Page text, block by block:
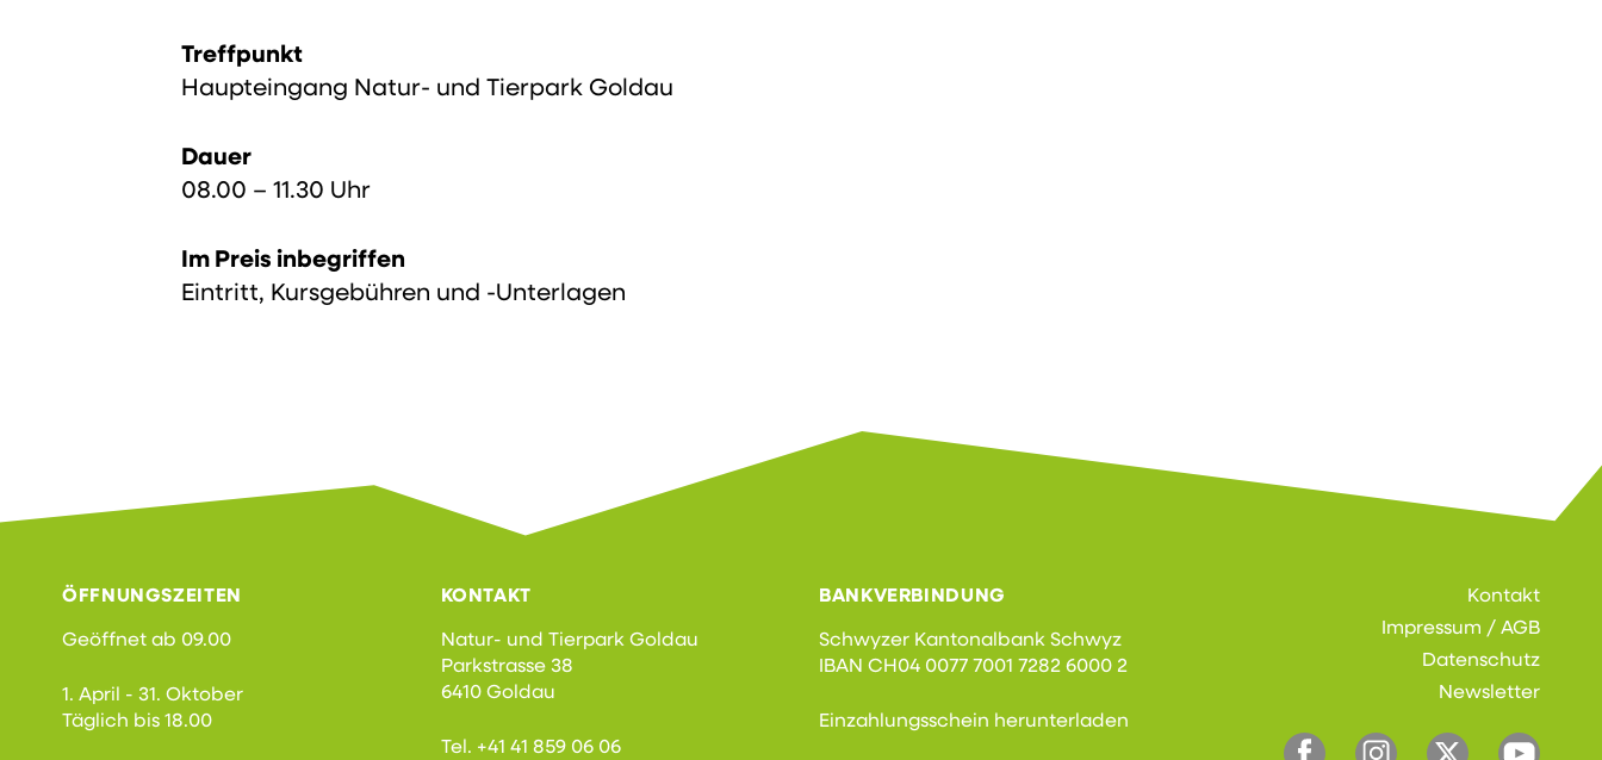
Treffpunkt
Haupteingang Natur- und Tierpark Goldau
Dauer
08.00 – 11.30 Uhr
Im Preis inbegriffen
Eintritt, Kursgebühren und -Unterlagen
ÖFFNUNGSZEITEN
Geöffnet ab 09.00
1. April - 31. Oktober
Täglich bis 18.00
KONTAKT
Natur- und Tierpark Goldau
Parkstrasse 38
6410 Goldau
Tel. +41 41 859 06 06
BANKVERBINDUNG
Schwyzer Kantonalbank Schwyz
IBAN CH04 0077 7001 7282 6000 2
Einzahlungsschein herunterladen
Kontakt
Impressum / AGB
Datenschutz
Newsletter